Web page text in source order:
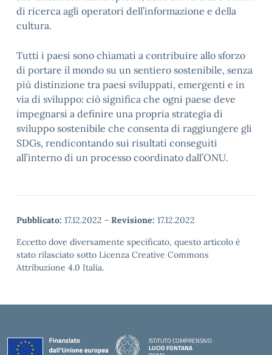
di ricerca agli operatori dell’informazione e della
cultura.
Tutti i paesi sono chiamati a contribuire allo sforzo
di portare il mondo su un sentiero sostenibile, senza
più distinzione tra paesi sviluppati, emergenti e in
via di sviluppo: ciò significa che ogni paese deve
impegnarsi a definire una propria strategia di
sviluppo sostenibile che consenta di raggiungere gli
SDGs, rendicontando sui risultati conseguiti
all’interno di un processo coordinato dall’ONU.
Pubblicato: 17.12.2022 - Revisione: 17.12.2022
Eccetto dove diversamente specificato, questo articolo è
stato rilasciato sotto Licenza Creative Commons
Attribuzione 4.0 Italia.
ISTITUTO COMPRENSIVO
LUCIO FONTANA